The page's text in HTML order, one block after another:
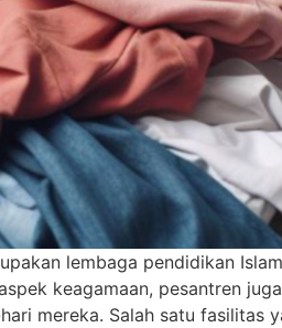
lembaga pendidikan
keagamaan, pesantren
mereka. Salah satu fasilitas